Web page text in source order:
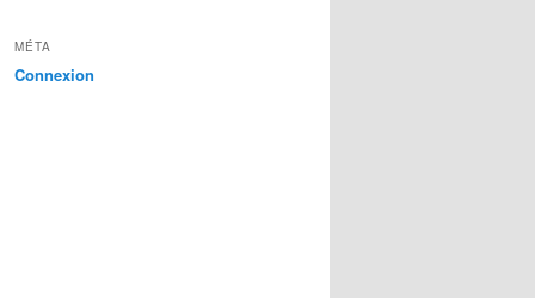
MÉTA
Connexion